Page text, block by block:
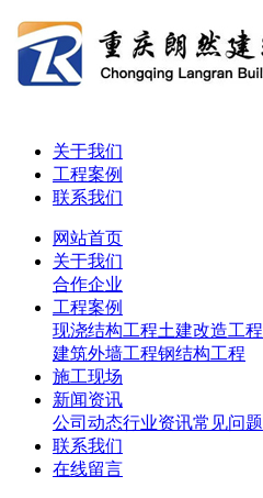
关于我们
工程案例
联系我们
网站首页
关于我们
合作企业
工程案例
现浇结构工程土建改造工程
建筑外墙工程钢结构工程
施工现场
新闻资讯
公司动态行业资讯常见问题
联系我们
在线留言